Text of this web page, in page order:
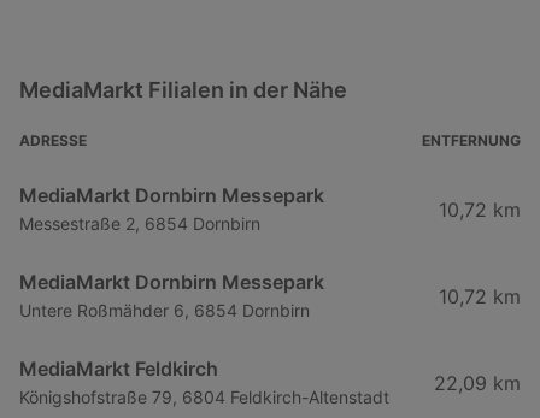
MediaMarkt Filialen in der Nähe
ADRESSE ENTFERNUNG
MediaMarkt Dornbirn Messepark
Messestraße 2, 6854 Dornbirn
10,72 km
MediaMarkt Dornbirn Messepark
Untere Roßmähder 6, 6854 Dornbirn
10,72 km
MediaMarkt Feldkirch
Königshofstraße 79, 6804 Feldkirch-Altenstadt
22,09 km